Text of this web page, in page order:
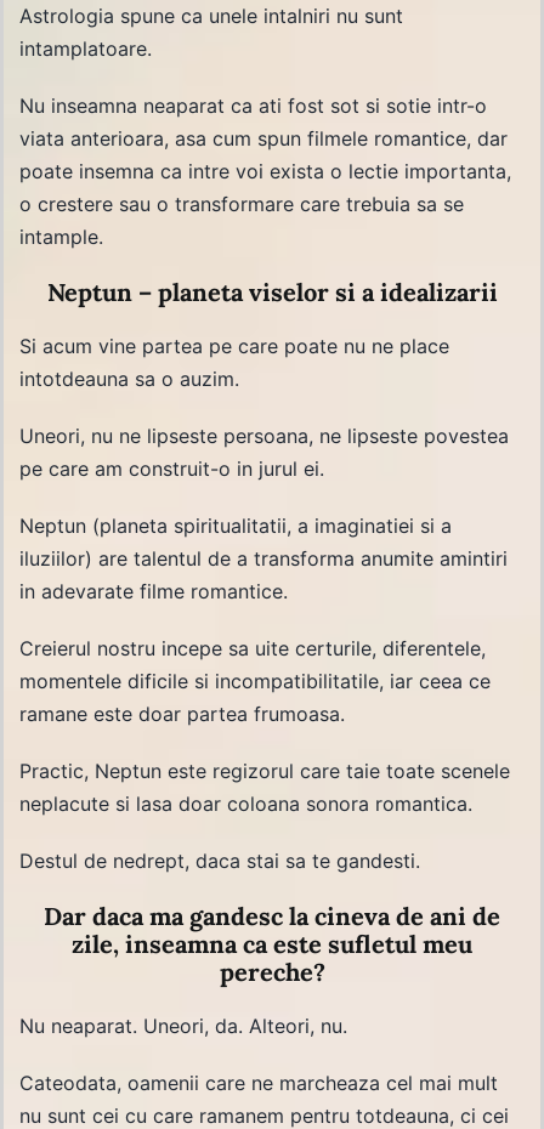
Astrologia spune ca unele intalniri nu sunt
intamplatoare.
Nu inseamna neaparat ca ati fost sot si sotie intr-o
viata anterioara, asa cum spun filmele romantice, dar
poate insemna ca intre voi exista o lectie importanta,
o crestere sau o transformare care trebuia sa se
intample.
Neptun – planeta viselor si a idealizarii
Si acum vine partea pe care poate nu ne place
intotdeauna sa o auzim.
Uneori, nu ne lipseste persoana, ne lipseste povestea
pe care am construit-o in jurul ei.
Neptun (planeta spiritualitatii, a imaginatiei si a
iluziilor) are talentul de a transforma anumite amintiri
in adevarate filme romantice.
Creierul nostru incepe sa uite certurile, diferentele,
momentele dificile si incompatibilitatile, iar ceea ce
ramane este doar partea frumoasa.
Practic, Neptun este regizorul care taie toate scenele
neplacute si lasa doar coloana sonora romantica.
Destul de nedrept, daca stai sa te gandesti.
Dar daca ma gandesc la cineva de ani de
zile, inseamna ca este sufletul meu
pereche?
Nu neaparat. Uneori, da. Alteori, nu.
Cateodata, oamenii care ne marcheaza cel mai mult
nu sunt cei cu care ramanem pentru totdeauna, ci cei